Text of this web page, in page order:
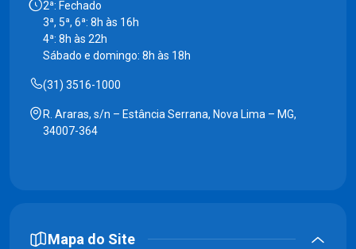
2ª: Fechado
3ª, 5ª, 6ª: 8h às 16h
4ª: 8h às 22h
Sábado e domingo: 8h às 18h
(31) 3516-1000
R. Araras, s/n – Estância Serrana, Nova Lima – MG,
34007-364
Mapa do Site